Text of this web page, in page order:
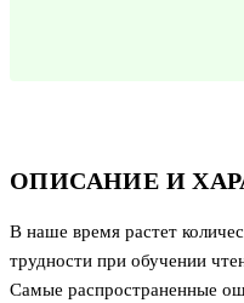
ОПИСАНИЕ И
В наше время растет
трудности при обучении
Самые распространенные